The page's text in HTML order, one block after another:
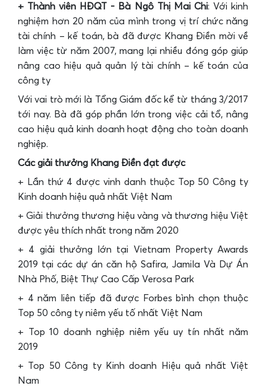
+ Thành viên HĐQT - Bà Ngô Thị Mai Chi: Với kinh
nghiệm hơn 20 năm của mình trong vị trí chức năng
tài chính – kế toán, bà đã được Khang Điền mời về
làm việc từ năm 2007, mang lại nhiều đóng góp giúp
nâng cao hiệu quả quản lý tài chính – kế toán của
công ty
Với vai trò mới là Tổng Giám đốc kể từ tháng 3/2017
tới nay. Bà đã góp phần lớn trong việc cải tổ, nâng
cao hiệu quả kinh doanh hoạt động cho toàn doanh
nghiệp.
Các giải thưởng Khang Điền đạt được
+ Lần thứ 4 được vinh danh thuộc Top 50 Công ty
Kinh doanh hiệu quả nhất Việt Nam
+ Giải thưởng thương hiệu vàng và thương hiệu Việt
được yêu thích nhất trong năm 2020
+ 4 giải thưởng lớn tại Vietnam Property Awards
2019 tại các dự án căn hộ Safira, Jamila Và Dự Án
Nhà Phố, Biệt Thự Cao Cấp Verosa Park
+ 4 năm liên tiếp đã được Forbes bình chọn thuộc
Top 50 công ty niêm yếu tố nhất Việt Nam
+ Top 10 doanh nghiệp niêm yếu uy tín nhất năm
2019
+ Top 50 Công ty Kinh doanh Hiệu quả nhất Việt
Nam